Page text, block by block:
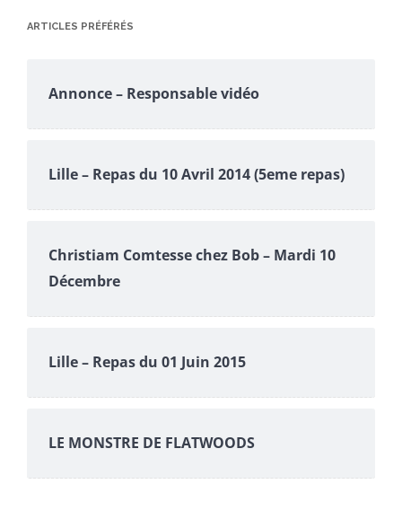
ARTICLES PRÉFÉRÉS
Annonce – Responsable vidéo
Lille – Repas du 10 Avril 2014 (5eme repas)
Christiam Comtesse chez Bob – Mardi 10
Décembre
Lille – Repas du 01 Juin 2015
LE MONSTRE DE FLATWOODS